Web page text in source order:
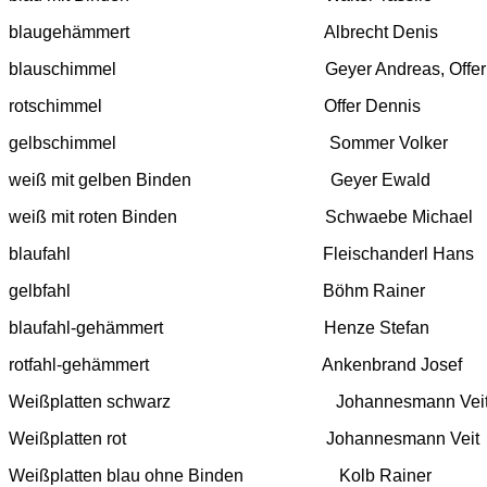
blaugehämmert Albrecht Denis
blauschimmel Geyer Andreas, Offer
rotschimmel Offer Dennis
gelbschimmel Sommer Volker
weiß mit gelben Binden Geyer Ewald
weiß mit roten Binden Schwaebe Michael
blaufahl Fleischanderl Hans
gelbfahl Böhm Rainer
blaufahl-gehämmert Henze Stefan
rotfahl-gehämmert Ankenbrand Josef
Weißplatten schwarz Johannesmann
Weißplatten rot Johannesmann Veit
Weißplatten blau ohne Binden Kolb Rainer